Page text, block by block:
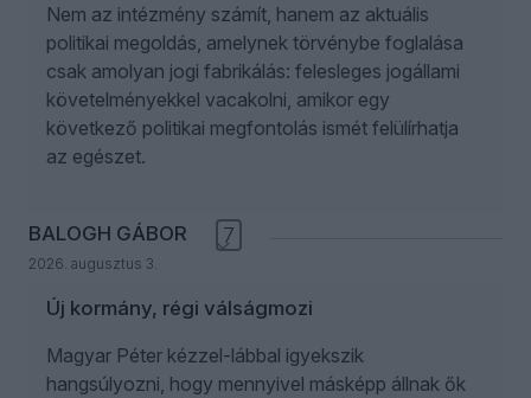
Nem az intézmény számít, hanem az aktuális
politikai megoldás, amelynek törvénybe foglalása
csak amolyan jogi fabrikálás: felesleges jogállami
követelményekkel vacakolni, amikor egy
következő politikai megfontolás ismét felülírhatja
az egészet.
BALOGH GÁBOR
2026. augusztus 3.
7
Új kormány, régi válságmozi
Magyar Péter kézzel-lábbal igyekszik
hangsúlyozni, hogy mennyivel másképp állnak ők